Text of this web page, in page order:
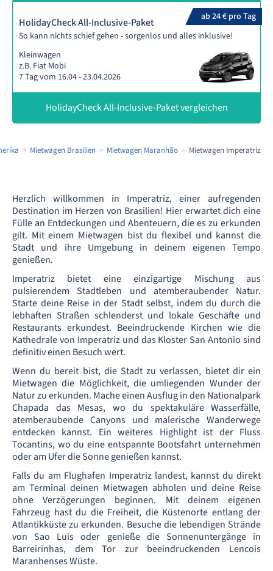
ab 24 € pro Tag
HolidayCheck All-Inclusive-Paket
So kann nichts schief gehen - sorgenlos und alles inklusive!
Kleinwagen
z.B. Fiat Mobi
7 Tag vom 16.04 - 23.04.2026
HolidayCheck All-Inclusive-Paket vergleichen
Mietwagen Brasilien Mietwagen Maranhão Mietwagen Imperatriz
Herzlich willkommen in Imperatriz, einer aufregenden
Destination im Herzen von Brasilien! Hier erwartet dich eine
Fülle an Entdeckungen und Abenteuern, die es zu erkunden
gilt. Mit einem Mietwagen bist du flexibel und kannst die
Stadt und ihre Umgebung in deinem eigenen Tempo
genießen.
Imperatriz bietet eine einzigartige Mischung aus
pulsierendem Stadtleben und atemberaubender Natur.
Starte deine Reise in der Stadt selbst, indem du durch die
lebhaften Straßen schlenderst und lokale Geschäfte und
Restaurants erkundest. Beeindruckende Kirchen wie die
Kathedrale von Imperatriz und das Kloster San Antonio sind
definitiv einen Besuch wert.
Wenn du bereit bist, die Stadt zu verlassen, bietet dir ein
Mietwagen die Möglichkeit, die umliegenden Wunder der
Natur zu erkunden. Mache einen Ausflug in den Nationalpark
Chapada das Mesas, wo du spektakuläre Wasserfälle,
atemberaubende Canyons und malerische Wanderwege
entdecken kannst. Ein weiteres Highlight ist der Fluss
Tocantins, wo du eine entspannte Bootsfahrt unternehmen
oder am Ufer die Sonne genießen kannst.
Falls du am Flughafen Imperatriz landest, kannst du direkt
am Terminal deinen Mietwagen abholen und deine Reise
ohne Verzögerungen beginnen. Mit deinem eigenen
Fahrzeug hast du die Freiheit, die Küstenorte entlang der
Atlantikküste zu erkunden. Besuche die lebendigen Strände
von Sao Luis oder genieße die Sonnenuntergänge in
Barreirinhas, dem Tor zur beeindruckenden Lencois
Maranhenses Wüste.